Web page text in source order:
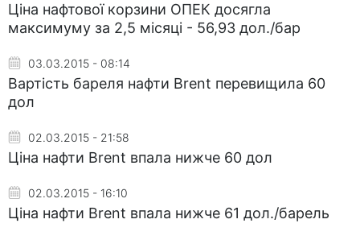
Ціна нафтової корзини ОПЕК досягла
максимуму за 2,5 місяці - 56,93 дол./бар
03.03.2015 - 08:14
Вартість бареля нафти Brent перевищила 60
дол
02.03.2015 - 21:58
Ціна нафти Brent впала нижче 60 дол
02.03.2015 - 16:10
Ціна нафти Brent впала нижче 61 дол./барель